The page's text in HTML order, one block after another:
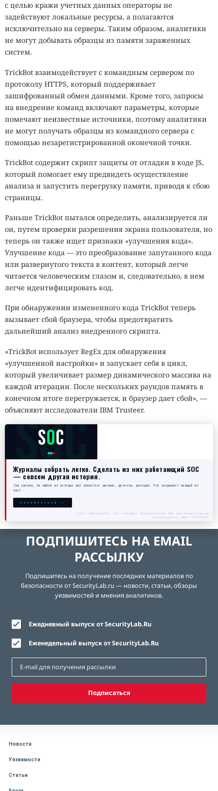
с целью кражи учетных данных операторы не
задействуют локальные ресурсы, а полагаются
исключительно на серверы. Таким образом, аналитики
не могут добывать образцы из памяти зараженных
систем.
TrickBot взаимодействует с командным сервером по
протоколу HTTPS, который поддерживает
зашифрованный обмен данными. Кроме того, запросы
на внедрение команд включают параметры, которые
помечают неизвестные источники, поэтому аналитики
не могут получать образцы из командного сервера с
помощью незарегистрированной оконечной точки.
TrickBot содержит скрипт защиты от отладки в коде JS,
который помогает ему предвидеть осуществление
анализа и запустить перегрузку памяти, приводя к сбою
страницы.
Раньше TrickBot пытался определить, анализируется ли
он, путем проверки разрешения экрана пользователя, но
теперь он также ищет признаки «улучшения кода».
Улучшение кода — это преобразование запутанного кода
или развернутого текста в контент, который легче
читается человеческим глазом и, следовательно, в нем
легче идентифицировать код.
При обнаружении измененного кода TrickBot теперь
вызывает сбой браузера, чтобы предотвратить
дальнейший анализ внедренного скрипта.
«TrickBot использует RegEx для обнаружения
«улучшенной настройки» и запускает себя в цикл,
который увеличивает размер динамического массива на
каждой итерации. После нескольких раундов память в
конечном итоге перегружается, и браузер дает сбой», —
объясняют исследователи IBM Trusteer.
SOC
SOC
Журналы собрать легко. Сделать из них работающий SOC
— совсем другая история.
Три уровня, на любом из которых всё ломается: данные, детекты, реакция. Что закрывает каждый из
них?
РАЗОБРАТЬСЯ →
erid: 2SDnjecN7Gw. 18+. Реклама. Рекламодатель ООО «Интеллектуальная
безопасность», ИНН 7719435412
ПОДПИШИТЕСЬ НА EMAIL
РАССЫЛКУ
Подпишитесь на получение последних материалов по
безопасности от SecurityLab.ru — новости, статьи, обзоры
уязвимостей и мнения аналитиков.
Ежедневный выпуск от SecurityLab.Ru
Еженедельный выпуск от SecurityLab.Ru
Подписаться
Новости
Уязвимости
Статьи